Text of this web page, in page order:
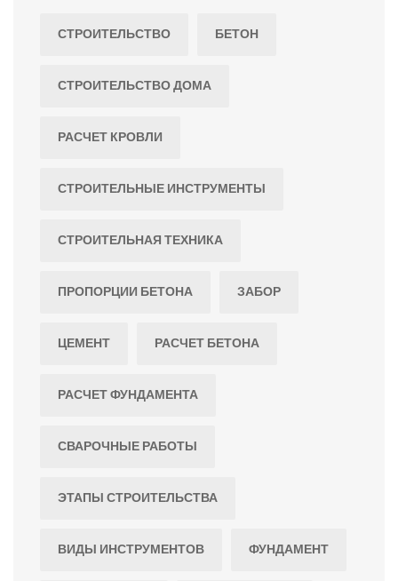
СТРОИТЕЛЬСТВО БЕТОН
СТРОИТЕЛЬСТВО ДОМА
РАСЧЕТ КРОВЛИ
СТРОИТЕЛЬНЫЕ ИНСТРУМЕНТЫ
СТРОИТЕЛЬНАЯ ТЕХНИКА
ПРОПОРЦИИ БЕТОНА ЗАБОР
ЦЕМЕНТ РАСЧЕТ БЕТОНА
РАСЧЕТ ФУНДАМЕНТА
СВАРОЧНЫЕ РАБОТЫ
ЭТАПЫ СТРОИТЕЛЬСТВА
ВИДЫ ИНСТРУМЕНТОВ ФУНДАМЕНТ